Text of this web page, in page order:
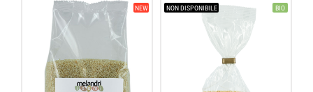
NEW NON DISPONIBILE BIO